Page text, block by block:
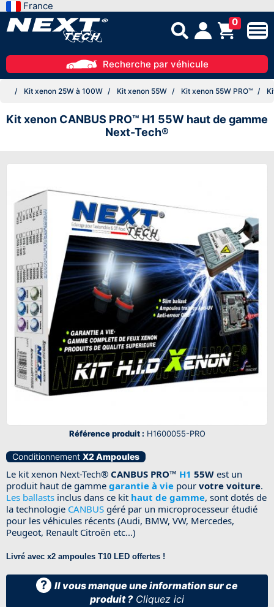
France
0
Recherche par véhicule
Kit xenon 25W à 100W Kit xenon 55W Kit xenon 55W PRO™
Kit xenon CANBUS PRO™ H1 55W haut de gamme
Next-Tech®
Référence produit : H1600055-PRO
Conditionnement X2 Ampoules
Le kit xenon Next-Tech® CANBUS PRO™ H1 55W est un
produit haut de gamme garantie à vie pour votre voiture.
Les ballasts inclus dans ce kit haut de gamme, sont dotés de
la technologie CANBUS géré par un microprocesseur étudié
pour les véhicules récents (Audi, BMW, VW, Mercedes,
Peugeot, Renault Citroën etc...)
Livré avec x2 ampoules T10 LED offertes !
? Il vous manque une information sur ce
produit ? Cliquez ici